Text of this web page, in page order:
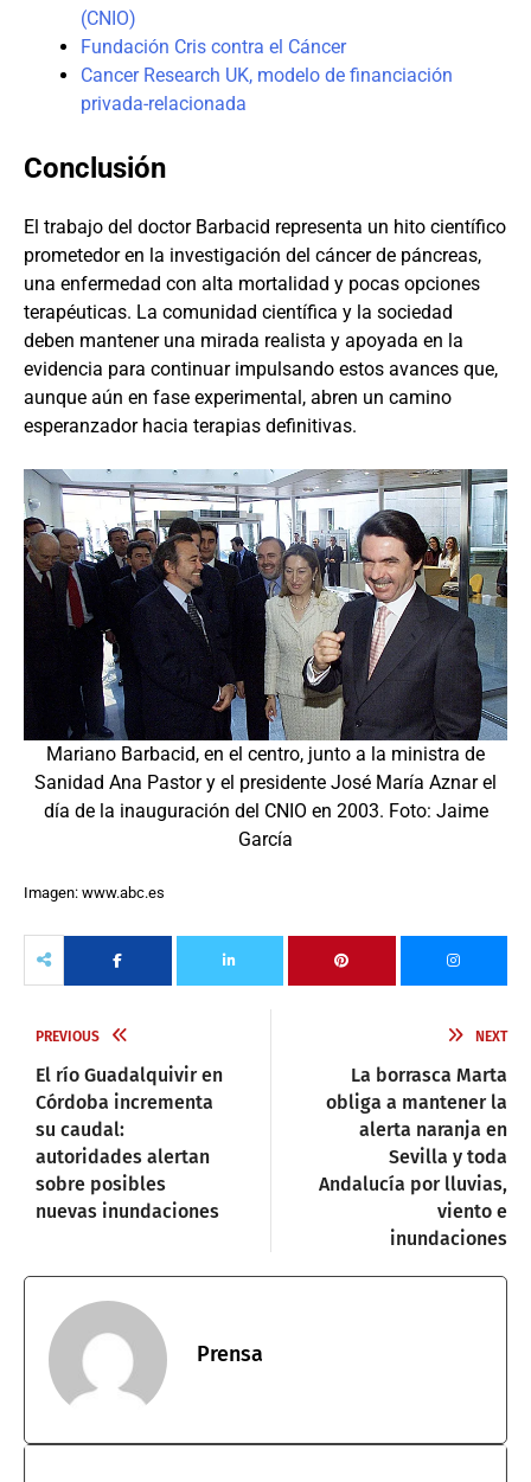
(CNIO)
Fundación Cris contra el Cáncer
Cancer Research UK, modelo de financiación
privada-relacionada
Conclusión
El trabajo del doctor Barbacid representa un hito científico
prometedor en la investigación del cáncer de páncreas,
una enfermedad con alta mortalidad y pocas opciones
terapéuticas. La comunidad científica y la sociedad
deben mantener una mirada realista y apoyada en la
evidencia para continuar impulsando estos avances que,
aunque aún en fase experimental, abren un camino
esperanzador hacia terapias definitivas.
Mariano Barbacid, en el centro, junto a la ministra de
Sanidad Ana Pastor y el presidente José María Aznar el
día de la inauguración del CNIO en 2003. Foto: Jaime
García
Imagen: www.abc.es
PREVIOUS
El río Guadalquivir en
Córdoba incrementa
su caudal:
autoridades alertan
sobre posibles
nuevas inundaciones
NEXT
La borrasca Marta
obliga a mantener la
alerta naranja en
Sevilla y toda
Andalucía por lluvias,
viento e
inundaciones
Prensa